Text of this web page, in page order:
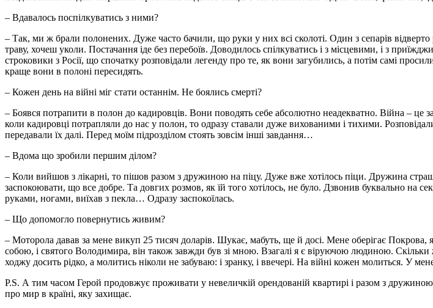
– Вдавалось поспілкуватись з ними?
– Так, ми ж брали полонених. Дуже часто бачили, що руки у них всі сколоті. Один з сепарів
траву, хочеш уколи. Постачання іде без перебоїв. Доводилось спілкуватись і з місцевими, і з
строковики з Росії, що спочатку розповідали легенду про те, як вони загубились, а потім самі
краще вони в полоні пересидять.
– Кожен день на війні міг стати останнім. Не боялись смерті?
– Боявся потрапити в полон до кадировців. Вони поводять себе абсолютно неадекватно. Війна –
коли кадировці потрапляли до нас у полон, то одразу ставали дуже вихованими і тихими.
передавали їх далі. Перед моїм підрозділом стоять зовсім інші завдання…
– Вдома що зробили першим ділом?
– Коли вийшов з лікарні, то пішов разом з дружиною на піцу. Дуже вже хотілось піци. Дружина
заспокоювати, що все добре. Та довгих розмов, як їй того хотілось, не було. Дзвонив буквально
руками, ногами, виїхав з пекла… Одразу заспокоїлась.
– Що допомогло повернутись живим?
– Моторола давав за мене викуп 25 тисяч доларів. Шукає, мабуть, ще й досі. Мене оберігає Покрова,
собою, і святого Володимира, він також завжди був зі мною. Взагалі я є віруючою людиною.
ходжу досить рідко, а молитись ніколи не забуваю: і зранку, і ввечері. На війні кожен молиться. У
P.S. А тим часом Герой продовжує проживати у невеличкій орендованій квартирі і разом з
про мир в країні, яку захищає.